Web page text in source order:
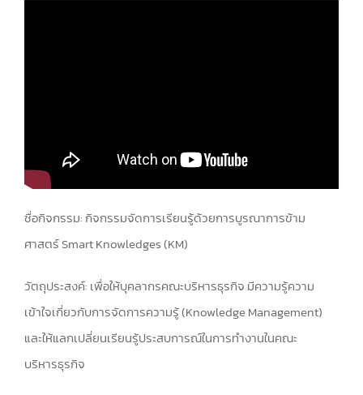
ชื่อกิจกรรม: กิจกรรมจัดการเรียนรู้ด้วยการบูรณาการข้าม
ศาสตร์ Smart Knowledges (KM)
วัตถุประสงค์: เพื่อให้บุคลากรคณะบริหารธุรกิจ มีความรู้ความ
เข้าใจเกี่ยวกับการจัดการความรู้ (Knowledge Management)
และให้แลกเปลี่ยนเรียนรู้ประสบการณ์ในการทำงานในคณะ
บริหารธุรกิจ